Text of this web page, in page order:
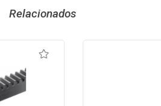
Relacionados